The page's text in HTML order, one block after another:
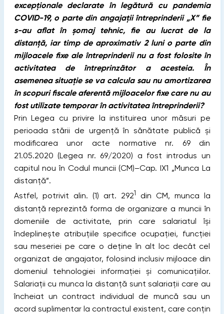
excepționale declarate în legătură cu pandemia
COVID-19, o parte din angajații întreprinderii „X” fie
s-au aflat în șomaj tehnic, fie au lucrat de la
distanță, iar timp de aproximativ 2 luni o parte din
mijloacele fixe ale întreprinderii nu a fost folosite în
activitatea de întreprinzător a acesteia. În
asemenea situație se va calcula sau nu amortizarea
în scopuri fiscale aferentă mijloacelor fixe care nu au
fost utilizate temporar în activitatea întreprinderii?
Prin Legea cu privire la instituirea unor măsuri pe
perioada stării de urgenţă în sănătate publică și
modificarea unor acte normative nr. 69 din
21.05.2020 (Legea nr. 69/2020) a fost introdus un
capitul nou în Codul muncii (CM)–Cap. IX1 „Munca La
distanţă”.
Astfel, potrivit alin. (1) art. 2921
din CM, munca la
distanţă reprezintă forma de organizare a muncii în
domeniile de activitate, prin care salariatul își
îndeplinește atribuţiile specifice ocupaţiei, funcţiei
sau meseriei pe care o deţine în alt loc decât cel
organizat de angajator, folosind inclusiv mijloace din
domeniul tehnologiei informaţiei și comunicaţiilor.
Salariaţii cu munca la distanţă sunt salariaţii care au
încheiat un contract individual de muncă sau un
acord suplimentar la contractul existent, care conţin